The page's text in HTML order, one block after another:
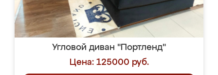
Угловой диван "Портленд"
Цена: 125000 руб.